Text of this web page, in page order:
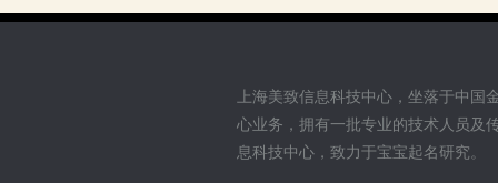
上海美致信息科技中心，坐落于中
心业务，拥有一批专业的技术人员及
息科技中心，致力于宝宝起名研究。